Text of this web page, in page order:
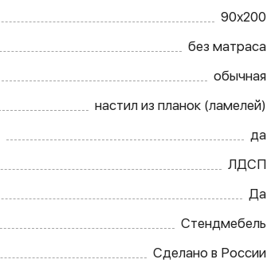
90х200
без матраса
обычная
настил из планок (ламелей)
да
ЛДСП
Да
Стендмебель
Сделано в России